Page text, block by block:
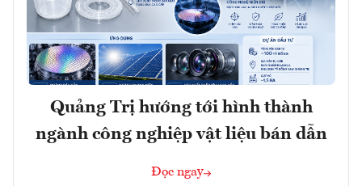
Quảng Trị hướng tới hình thành
ngành công nghiệp vật liệu bán dẫn
Đọc ngay